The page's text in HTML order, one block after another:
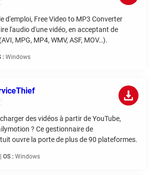
d'emploi, Free Video to MP3 Converter
l'audio d'une vidéo, en acceptant de
MPG, MP4, WMV, ASF, MOV…).
: Windows
des vidéos à partir de YouTube,
? Ce gestionnaire de
ouvre la porte de plus de 90 plateformes.
OS : Windows